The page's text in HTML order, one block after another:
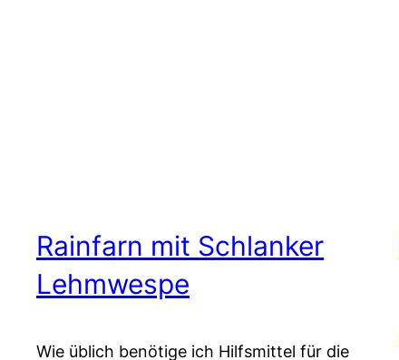
Rainfarn mit Schlanker
Lehmwespe
Wie üblich benötige ich Hilfsmittel für die